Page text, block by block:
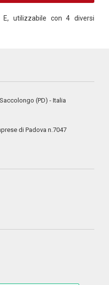
E, utilizzabile con 4 diversi
(PD) - Italia
di Padova n.7047